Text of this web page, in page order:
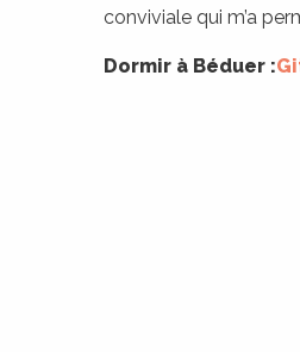
conviviale qui m’a
Dormir à Béduer :